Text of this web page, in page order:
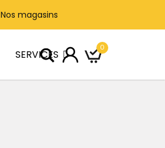
Nos magasins
0
SERVICES